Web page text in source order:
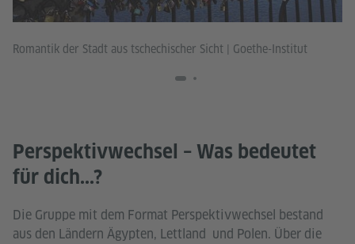
Romantik der Stadt aus tschechischer Sicht | Goethe-Institut
Perspektivwechsel – Was bedeutet
für dich...?
Die Gruppe mit dem Format Perspektivwechsel bestand
aus den Ländern Ägypten, Lettland und Polen. Über die